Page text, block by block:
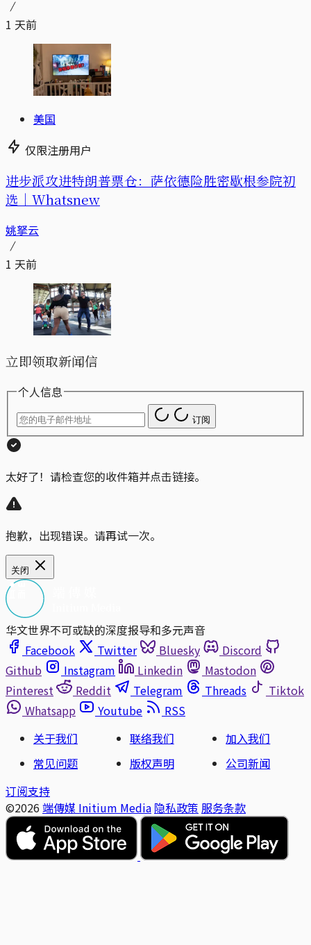
1 天前
美国
仅限注册用户
进步派攻进特朗普票仓：萨依德险胜密歇根参院初
选｜Whatsnew
姚拏云
1 天前
立即领取新闻信
个人信息
订阅
太好了！请检查您的收件箱并点击链接。
抱歉，出现错误。请再试一次。
关闭
华文世界不可或缺的深度报导和多元声音
Facebook
Twitter Bluesky
Discord
Github
Instagram Linkedin
Mastodon
Pinterest
Reddit Telegram Threads
Tiktok
Whatsapp
Youtube
RSS
关于我们
联络我们
加入我们
常见问题
版权声明
公司新闻
订阅支持
©2026 端傳媒 Initium Media 隐私政策 服务条款